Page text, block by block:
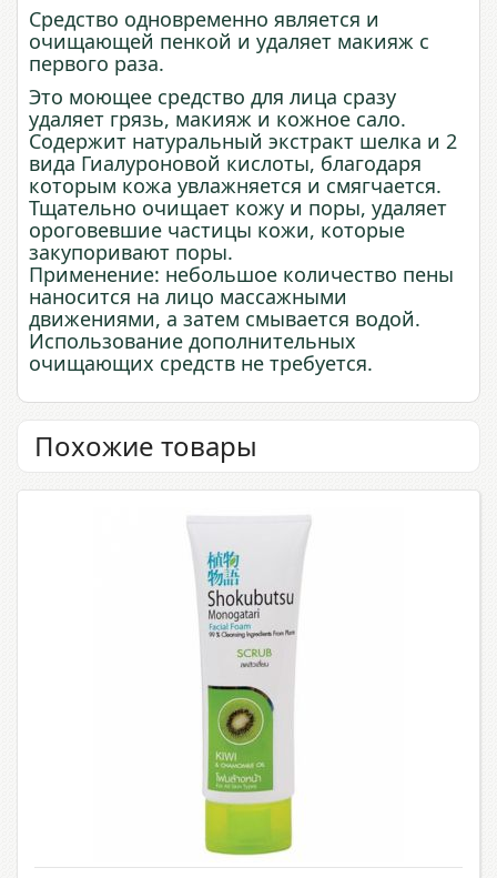
Средство одновременно является и
очищающей пенкой и удаляет макияж с
первого раза.
Это моющее средство для лица сразу
удаляет грязь, макияж и кожное сало.
Содержит натуральный экстракт шелка и 2
вида Гиалуроновой кислоты, благодаря
которым кожа увлажняется и смягчается.
Тщательно очищает кожу и поры, удаляет
ороговевшие частицы кожи, которые
закупоривают поры.
Применение: небольшое количество пены
наносится на лицо массажными
движениями, а затем смывается водой.
Использование дополнительных
очищающих средств не требуется.
Похожие товары